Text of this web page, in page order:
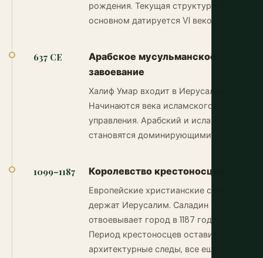
рождения. Текущая структура в
основном датируется VI веком.
637 CE
Арабское мусульманское
завоевание
Халиф Умар входит в Иерусалим.
Начинаются века исламского
управления. Арабский и ислам
становятся доминирующими.
1099–1187 Королевство крестоносцев
Европейские христианские силы
держат Иерусалим. Саладин
отвоевывает город в 1187 году.
Период крестоносцев оставил
архитектурные следы, все еще